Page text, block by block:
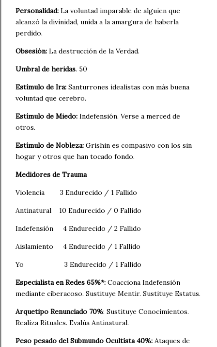
Personalidad: La voluntad imparable de alguien que
alcanzó la divinidad, unida a la amargura de haberla
perdido.
Obsesión: La destrucción de la Verdad.
Umbral de heridas. 50
Estímulo de Ira: Santurrones idealistas con más buena
voluntad que cerebro.
Estímulo de Miedo: Indefensión. Verse a merced de
otros.
Estímulo de Nobleza: Grishin es compasivo con los sin
hogar y otros que han tocado fondo.
Medidores de Trauma
Violencia 3 Endurecido / 1 Fallido
Antinatural 10 Endurecido / 0 Fallido
Indefensión 4 Endurecido / 2 Fallido
Aislamiento 4 Endurecido / 1 Fallido
Yo 3 Endurecido / 1 Fallido
Especialista en Redes 65%*: Coacciona Indefensión
mediante ciberacoso. Sustituye Mentir. Sustituye Estatus.
Arquetipo Renunciado 70%: Sustituye Conocimientos.
Realiza Rituales. Evalúa Antinatural.
Peso pesado del Submundo Ocultista 40%: Ataques de